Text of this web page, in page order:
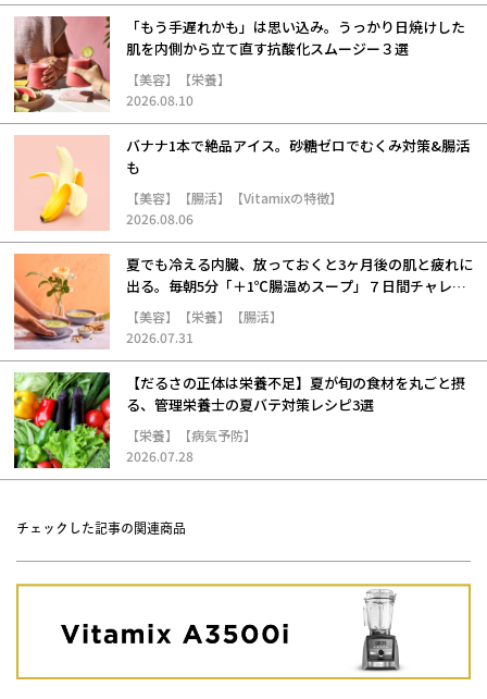
「もう手遅れかも」は思い込み。うっかり日焼けした
肌を内側から立て直す抗酸化スムージー３選
【美容】【栄養】
2026.08.10
バナナ1本で絶品アイス。砂糖ゼロでむくみ対策&腸活
も
【美容】【腸活】【Vitamixの特徴】
2026.08.06
夏でも冷える内臓、放っておくと3ヶ月後の肌と疲れに
出る。毎朝5分「＋1℃腸温めスープ」７日間チャレン
ジ【美容】【栄養】【腸活】
2026.07.31
【だるさの正体は栄養不足】夏が旬の食材を丸ごと摂
る、管理栄養士の夏バテ対策レシピ3選
【栄養】【病気予防】
2026.07.28
チェックした記事の関連商品